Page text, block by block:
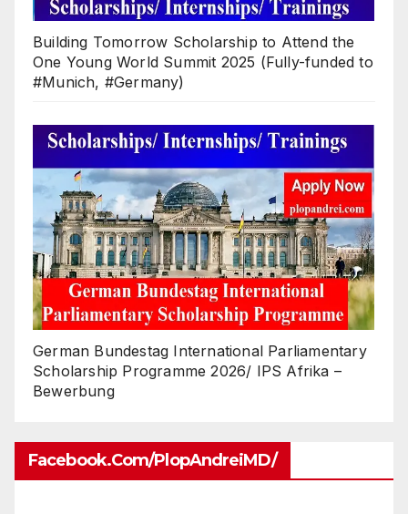
Building Tomorrow Scholarship to Attend the
One Young World Summit 2025 (Fully-funded to
#Munich, #Germany)
German Bundestag International Parliamentary
Scholarship Programme 2026/ IPS Afrika –
Bewerbung
Facebook.com/PlopAndreiMD/